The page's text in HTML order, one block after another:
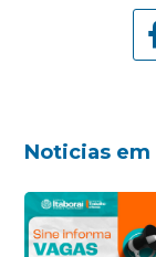
Noticias em